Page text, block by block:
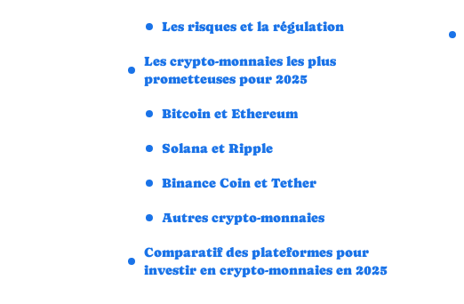
Les risques et la régulation
Les crypto-monnaies les plus
prometteuses pour 2025
Bitcoin et Ethereum
Solana et Ripple
Binance Coin et Tether
Autres crypto-monnaies
Comparatif des plateformes pour
investir en crypto-monnaies en 2025